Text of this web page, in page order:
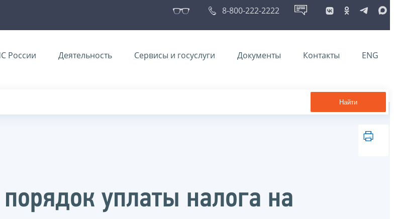
8-800-222-2222
России Деятельность Сервисы и госуслуги Документы Контакты ENG
Найти
уплаты налога на